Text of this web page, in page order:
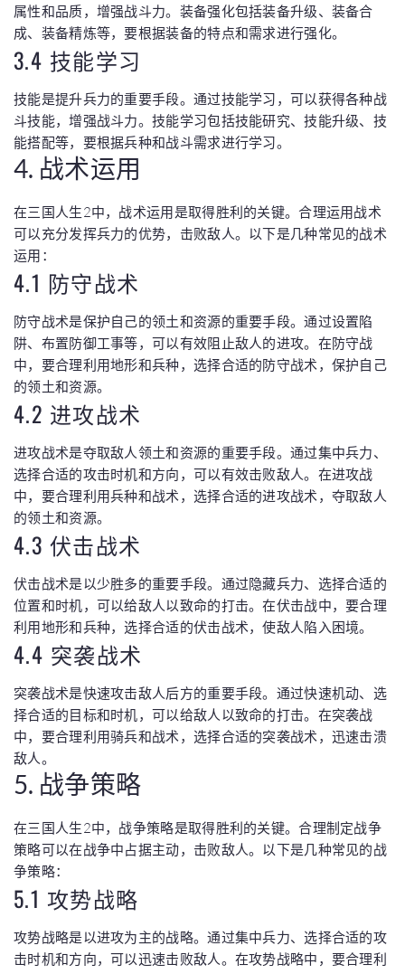
属性和品质，增强战斗力。装备强化包括装备升级、装备合
成、装备精炼等，要根据装备的特点和需求进行强化。
3.4 技能学习
技能是提升兵力的重要手段。通过技能学习，可以获得各种战
斗技能，增强战斗力。技能学习包括技能研究、技能升级、技
能搭配等，要根据兵种和战斗需求进行学习。
4. 战术运用
在三国人生2中，战术运用是取得胜利的关键。合理运用战术
可以充分发挥兵力的优势，击败敌人。以下是几种常见的战术
运用：
4.1 防守战术
防守战术是保护自己的领土和资源的重要手段。通过设置陷
阱、布置防御工事等，可以有效阻止敌人的进攻。在防守战
中，要合理利用地形和兵种，选择合适的防守战术，保护自己
的领土和资源。
4.2 进攻战术
进攻战术是夺取敌人领土和资源的重要手段。通过集中兵力、
选择合适的攻击时机和方向，可以有效击败敌人。在进攻战
中，要合理利用兵种和战术，选择合适的进攻战术，夺取敌人
的领土和资源。
4.3 伏击战术
伏击战术是以少胜多的重要手段。通过隐藏兵力、选择合适的
位置和时机，可以给敌人以致命的打击。在伏击战中，要合理
利用地形和兵种，选择合适的伏击战术，使敌人陷入困境。
4.4 突袭战术
突袭战术是快速攻击敌人后方的重要手段。通过快速机动、选
择合适的目标和时机，可以给敌人以致命的打击。在突袭战
中，要合理利用骑兵和战术，选择合适的突袭战术，迅速击溃
敌人。
5. 战争策略
在三国人生2中，战争策略是取得胜利的关键。合理制定战争
策略可以在战争中占据主动，击败敌人。以下是几种常见的战
争策略：
5.1 攻势战略
攻势战略是以进攻为主的战略。通过集中兵力、选择合适的攻
击时机和方向，可以迅速击败敌人。在攻势战略中，要合理利